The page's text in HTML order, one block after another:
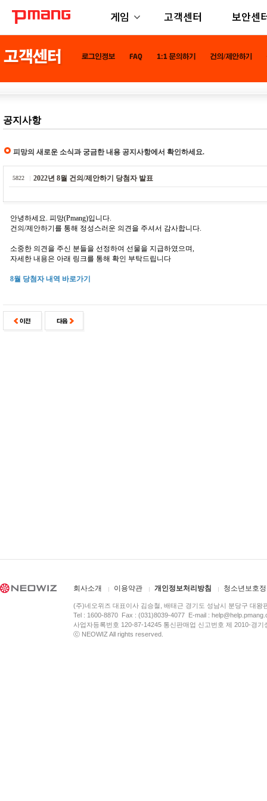
게임 고객센터 보안센
공지사항
피망의 새로운 소식과 궁금한 내용 공지사항에서 확인하세요.
5822 2022년 8월 건의/제안하기 당첨자 발표
안녕하세요. 피망(Pmang)입니다.
건의/제안하기를 통해 정성스러운 의견을 주셔서 감사합니다.
소중한 의견을 주신 분들을 선정하여 선물을 지급하였으며,
자세한 내용은 아래 링크를 통해 확인 부탁드립니다
8월 당첨자 내역 바로가기
회사소개 이용약관 개인정보처리방침 청소년보호
(주)네오위즈 대표이사 김승철, 배태근 경기도 성남시 분당구 대왕
Tel : 1600-8870 Fax : (031)8039-4077 E-mail :
사업자등록번호 120-87-14245 통신판매업 신고번호 제 2010-경
ⓒ NEOWIZ All rights reserved.